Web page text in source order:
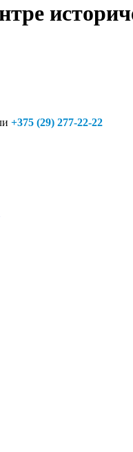
+375 (29) 277-22-22